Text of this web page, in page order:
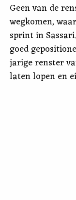
Geen van de
wegkomen,
sprint in
goed
jarige renster
laten lopen en